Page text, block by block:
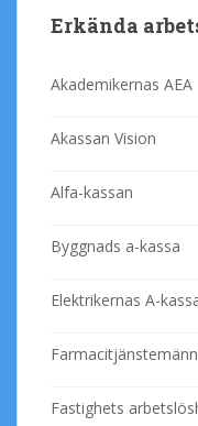
Erkända
Akademikernas AEA
Akassan Vision
Alfa-kassan
Byggnads a-kassa
Elektrikernas A-
Fastighets